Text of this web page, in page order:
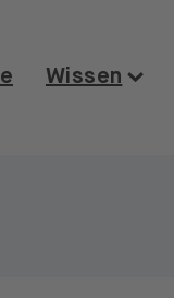
Wissen